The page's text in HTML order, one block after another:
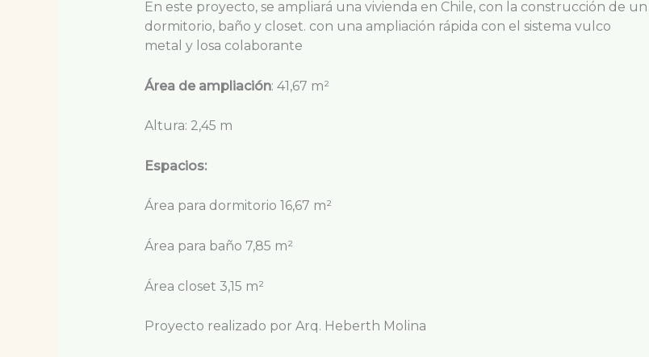
En este proyecto, se ampliará una vivienda en Chile, con la construcción de un
dormitorio, baño y closet. con una ampliación rápida con el sistema vulco
metal y losa colaborante
Área de ampliación: 41,67 m²
Altura: 2,45 m
Espacios:
Área para dormitorio 16,67 m²
Área para baño 7,85 m²
Área closet 3,15 m²
Proyecto realizado por Arq. Heberth Molina